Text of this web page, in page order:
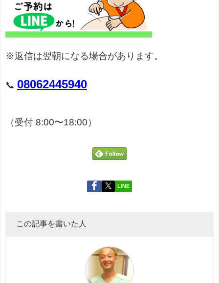
※返信は翌朝になる場合があります。
📞 08062445940
（受付 8:00〜18:00）
LINE
この記事を書いた人